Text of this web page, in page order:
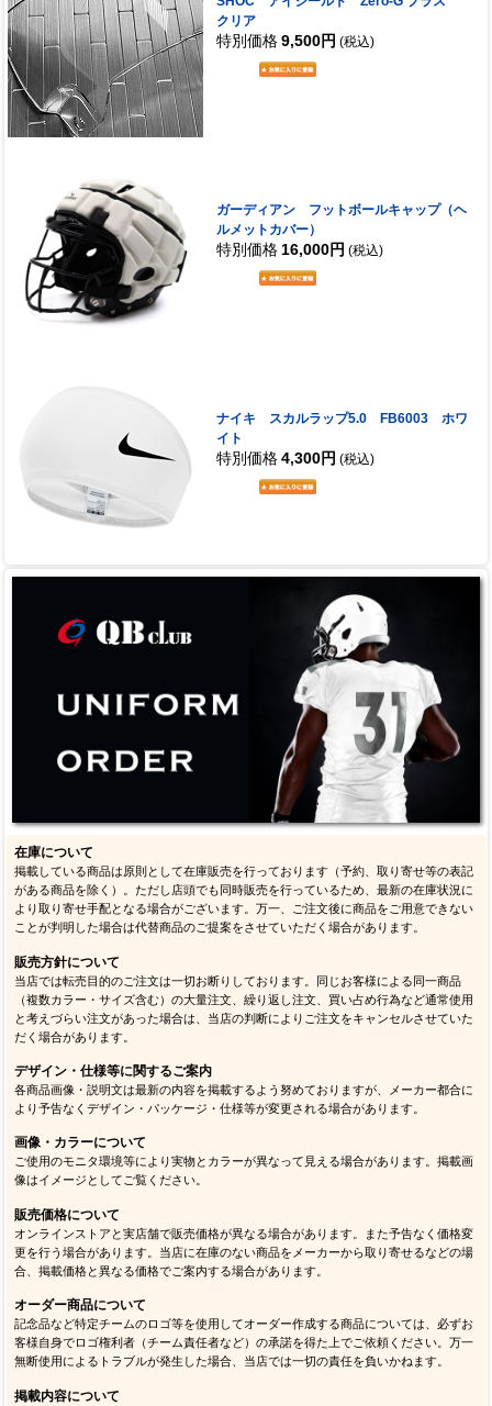
クリア
特別価格 9,500円 (税込)
ガーディアン フットボールキャップ（ヘ
ルメットカバー）
特別価格 16,000円 (税込)
ナイキ スカルラップ5.0 FB6003 ホワ
イト
特別価格 4,300円 (税込)
在庫について
掲載している商品は原則として在庫販売を行っております（予約、取り寄せ等の表記
がある商品を除く）。ただし店頭でも同時販売を行っているため、最新の在庫状況に
より取り寄せ手配となる場合がございます。万一、ご注文後に商品をご用意できない
ことが判明した場合は代替商品のご提案をさせていただく場合があります。
販売方針について
当店では転売目的のご注文は一切お断りしております。同じお客様による同一商品
（複数カラー・サイズ含む）の大量注文、繰り返し注文、買い占め行為など通常使用
と考えづらい注文があった場合は、当店の判断によりご注文をキャンセルさせていた
だく場合があります。
デザイン・仕様等に関するご案内
各商品画像・説明文は最新の内容を掲載するよう努めておりますが、メーカー都合に
より予告なくデザイン・パッケージ・仕様等が変更される場合があります。
画像・カラーについて
ご使用のモニタ環境等により実物とカラーが異なって見える場合があります。掲載画
像はイメージとしてご覧ください。
販売価格について
オンラインストアと実店舗で販売価格が異なる場合があります。また予告なく価格変
更を行う場合があります。当店に在庫のない商品をメーカーから取り寄せるなどの場
合、掲載価格と異なる価格でご案内する場合があります。
オーダー商品について
記念品など特定チームのロゴ等を使用してオーダー作成する商品については、必ずお
客様自身でロゴ権利者（チーム責任者など）の承諾を得た上でご依頼ください。万一
無断使用によるトラブルが発生した場合、当店では一切の責任を負いかねます。
掲載内容について